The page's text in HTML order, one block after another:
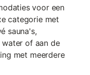
voor een
categorie met
sauna's,
of aan de
met meerdere